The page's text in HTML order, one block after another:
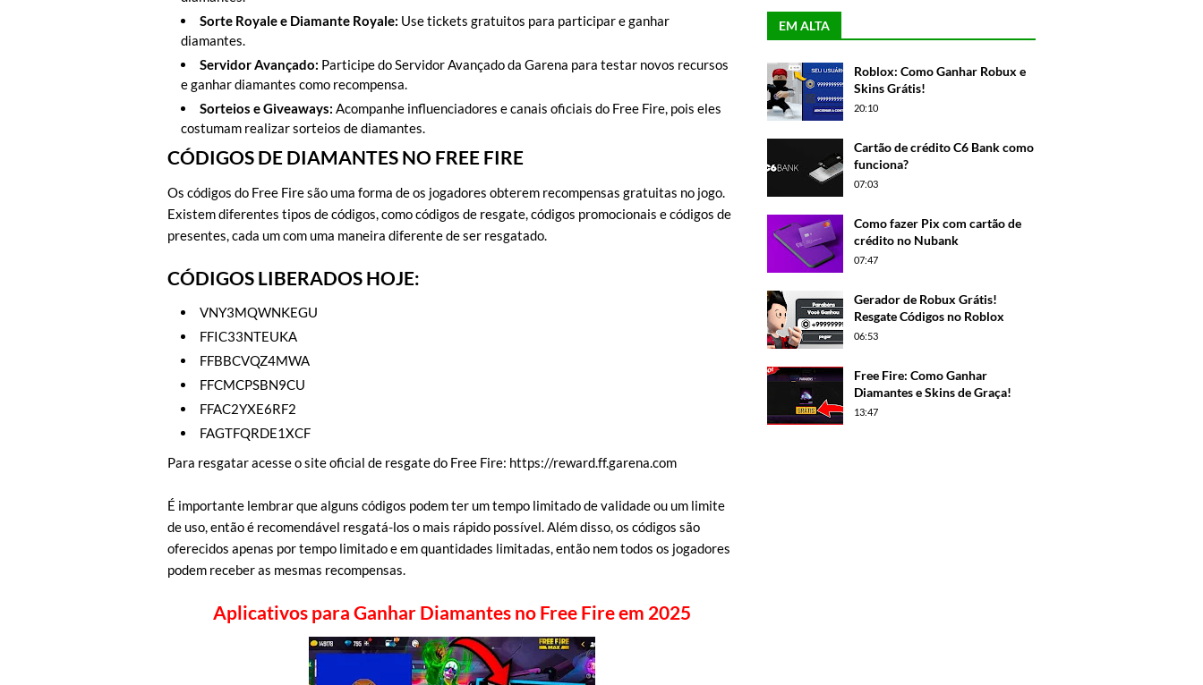
Sorte Royale e Diamante Royale: Use tickets gratuitos para participar e ganhar
diamantes.
Servidor Avançado: Participe do Servidor Avançado da Garena para testar novos recursos
e ganhar diamantes como recompensa.
Sorteios e Giveaways: Acompanhe influenciadores e canais oficiais do Free Fire, pois eles
costumam realizar sorteios de diamantes.
CÓDIGOS DE DIAMANTES NO FREE FIRE
Os códigos do Free Fire são uma forma de os jogadores obterem recompensas gratuitas no jogo.
Existem diferentes tipos de códigos, como códigos de resgate, códigos promocionais e códigos de
presentes, cada um com uma maneira diferente de ser resgatado.
CÓDIGOS LIBERADOS HOJE:
VNY3MQWNKEGU
FFIC33NTEUKA
FFBBCVQZ4MWA
FFCMCPSBN9CU
FFAC2YXE6RF2
FAGTFQRDE1XCF
Para resgatar acesse o site oficial de resgate do Free Fire: https://reward.ff.garena.com
É importante lembrar que alguns códigos podem ter um tempo limitado de validade ou um limite
de uso, então é recomendável resgatá-los o mais rápido possível. Além disso, os códigos são
oferecidos apenas por tempo limitado e em quantidades limitadas, então nem todos os jogadores
podem receber as mesmas recompensas.
Aplicativos para Ganhar Diamantes no Free Fire em 2025
EM ALTA
Roblox: Como Ganhar Robux e
Skins Grátis!
20:10
Cartão de crédito C6 Bank como
funciona?
07:03
Como fazer Pix com cartão de
crédito no Nubank
07:47
Gerador de Robux Grátis!
Resgate Códigos no Roblox
06:53
Free Fire: Como Ganhar
Diamantes e Skins de Graça!
13:47